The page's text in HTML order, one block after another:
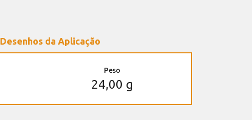
Desenhos da Aplicação
Peso
24,00 g